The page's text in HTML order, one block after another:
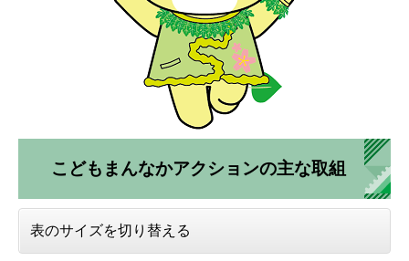
こどもまんなかアクションの主な取組
表のサイズを切り替える